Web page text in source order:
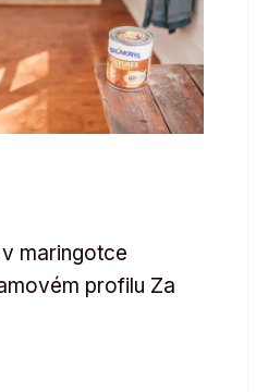
maringotce
profilu Za